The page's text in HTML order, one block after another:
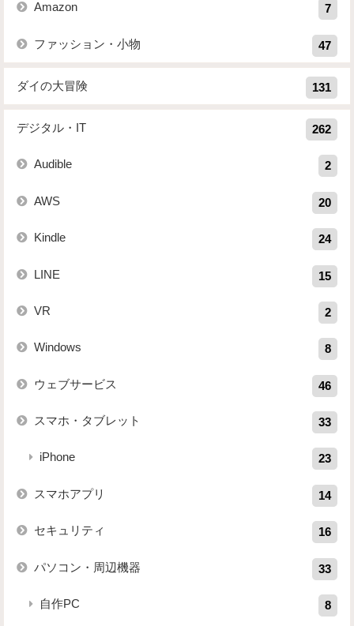
Amazon 7
ファッション・小物 47
ダイの大冒険 131
デジタル・IT 262
Audible 2
AWS 20
Kindle 24
LINE 15
VR 2
Windows 8
ウェブサービス 46
スマホ・タブレット 33
iPhone 23
スマホアプリ 14
セキュリティ 16
パソコン・周辺機器 33
自作PC 8